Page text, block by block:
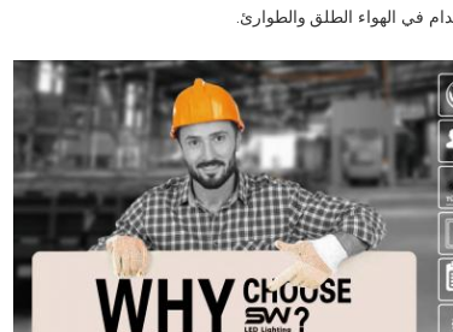
في الهواء الطلق والطوارئ.